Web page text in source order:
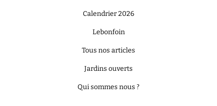
Calendrier 2026
Lebonfoin
Tous nos articles
Jardins ouverts
Qui sommes nous ?